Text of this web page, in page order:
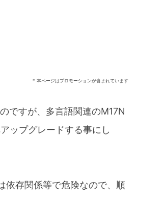
* 本ページはプロモーションが含まれています
ですが、多言語関連のM17N
ップグレードする事にし
依存関係等で危険なので、順